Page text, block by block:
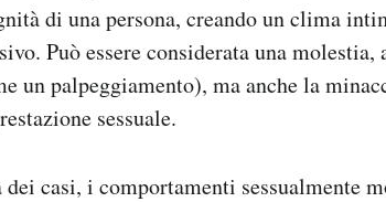
di una persona, creando un clima
Può essere considerata una
un palpeggiamento), ma anche la
sessuale.
dei casi, i comportamenti sessualmente